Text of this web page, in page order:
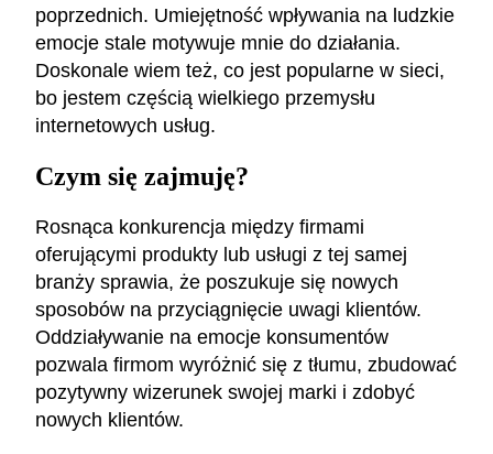
poprzednich. Umiejętność wpływania na ludzkie
emocje stale motywuje mnie do działania.
Doskonale wiem też, co jest popularne w sieci,
bo jestem częścią wielkiego przemysłu
internetowych usług.
Czym się zajmuję?
Rosnąca konkurencja między firmami
oferującymi produkty lub usługi z tej samej
branży sprawia, że poszukuje się nowych
sposobów na przyciągnięcie uwagi klientów.
Oddziaływanie na emocje konsumentów
pozwala firmom wyróżnić się z tłumu, zbudować
pozytywny wizerunek swojej marki i zdobyć
nowych klientów.